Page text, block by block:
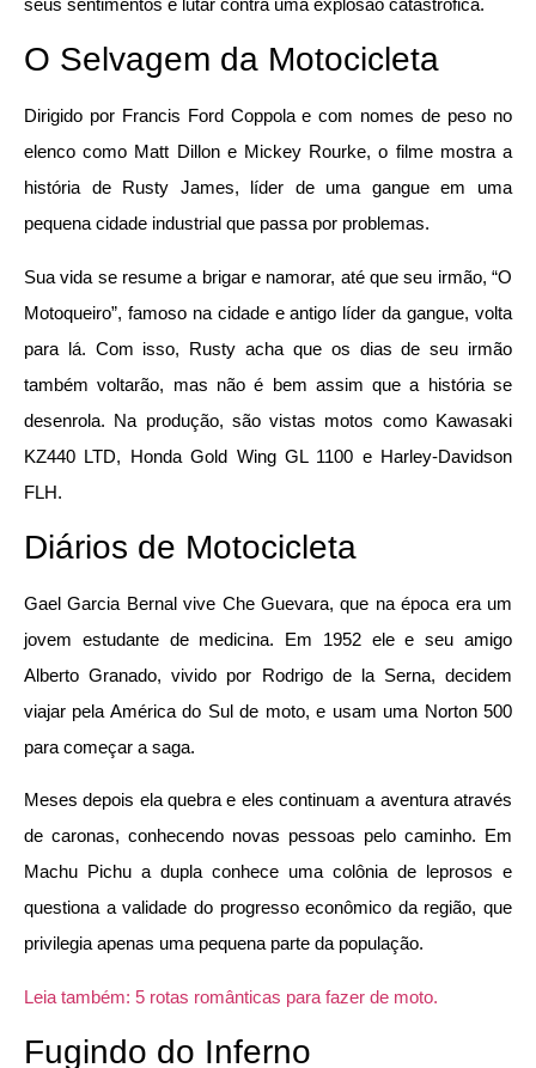
O Selvagem da Motocicleta
Dirigido por Francis Ford Coppola e com nomes de peso no
elenco como Matt Dillon e Mickey Rourke, o filme mostra a
história de Rusty James, líder de uma gangue em uma
pequena cidade industrial que passa por problemas.
Sua vida se resume a brigar e namorar, até que seu irmão, “O
Motoqueiro”, famoso na cidade e antigo líder da gangue, volta
para lá. Com isso, Rusty acha que os dias de seu irmão
também voltarão, mas não é bem assim que a história se
desenrola. Na produção, são vistas motos como Kawasaki
KZ440 LTD, Honda Gold Wing GL 1100 e Harley-Davidson
FLH.
Diários de Motocicleta
Gael Garcia Bernal vive Che Guevara, que na época era um
jovem estudante de medicina. Em 1952 ele e seu amigo
Alberto Granado, vivido por Rodrigo de la Serna, decidem
viajar pela América do Sul de moto, e usam uma Norton 500
para começar a saga.
Meses depois ela quebra e eles continuam a aventura através
de caronas, conhecendo novas pessoas pelo caminho. Em
Machu Pichu a dupla conhece uma colônia de leprosos e
questiona a validade do progresso econômico da região, que
privilegia apenas uma pequena parte da população.
Leia também: 5 rotas românticas para fazer de moto.
Fugindo do Inferno